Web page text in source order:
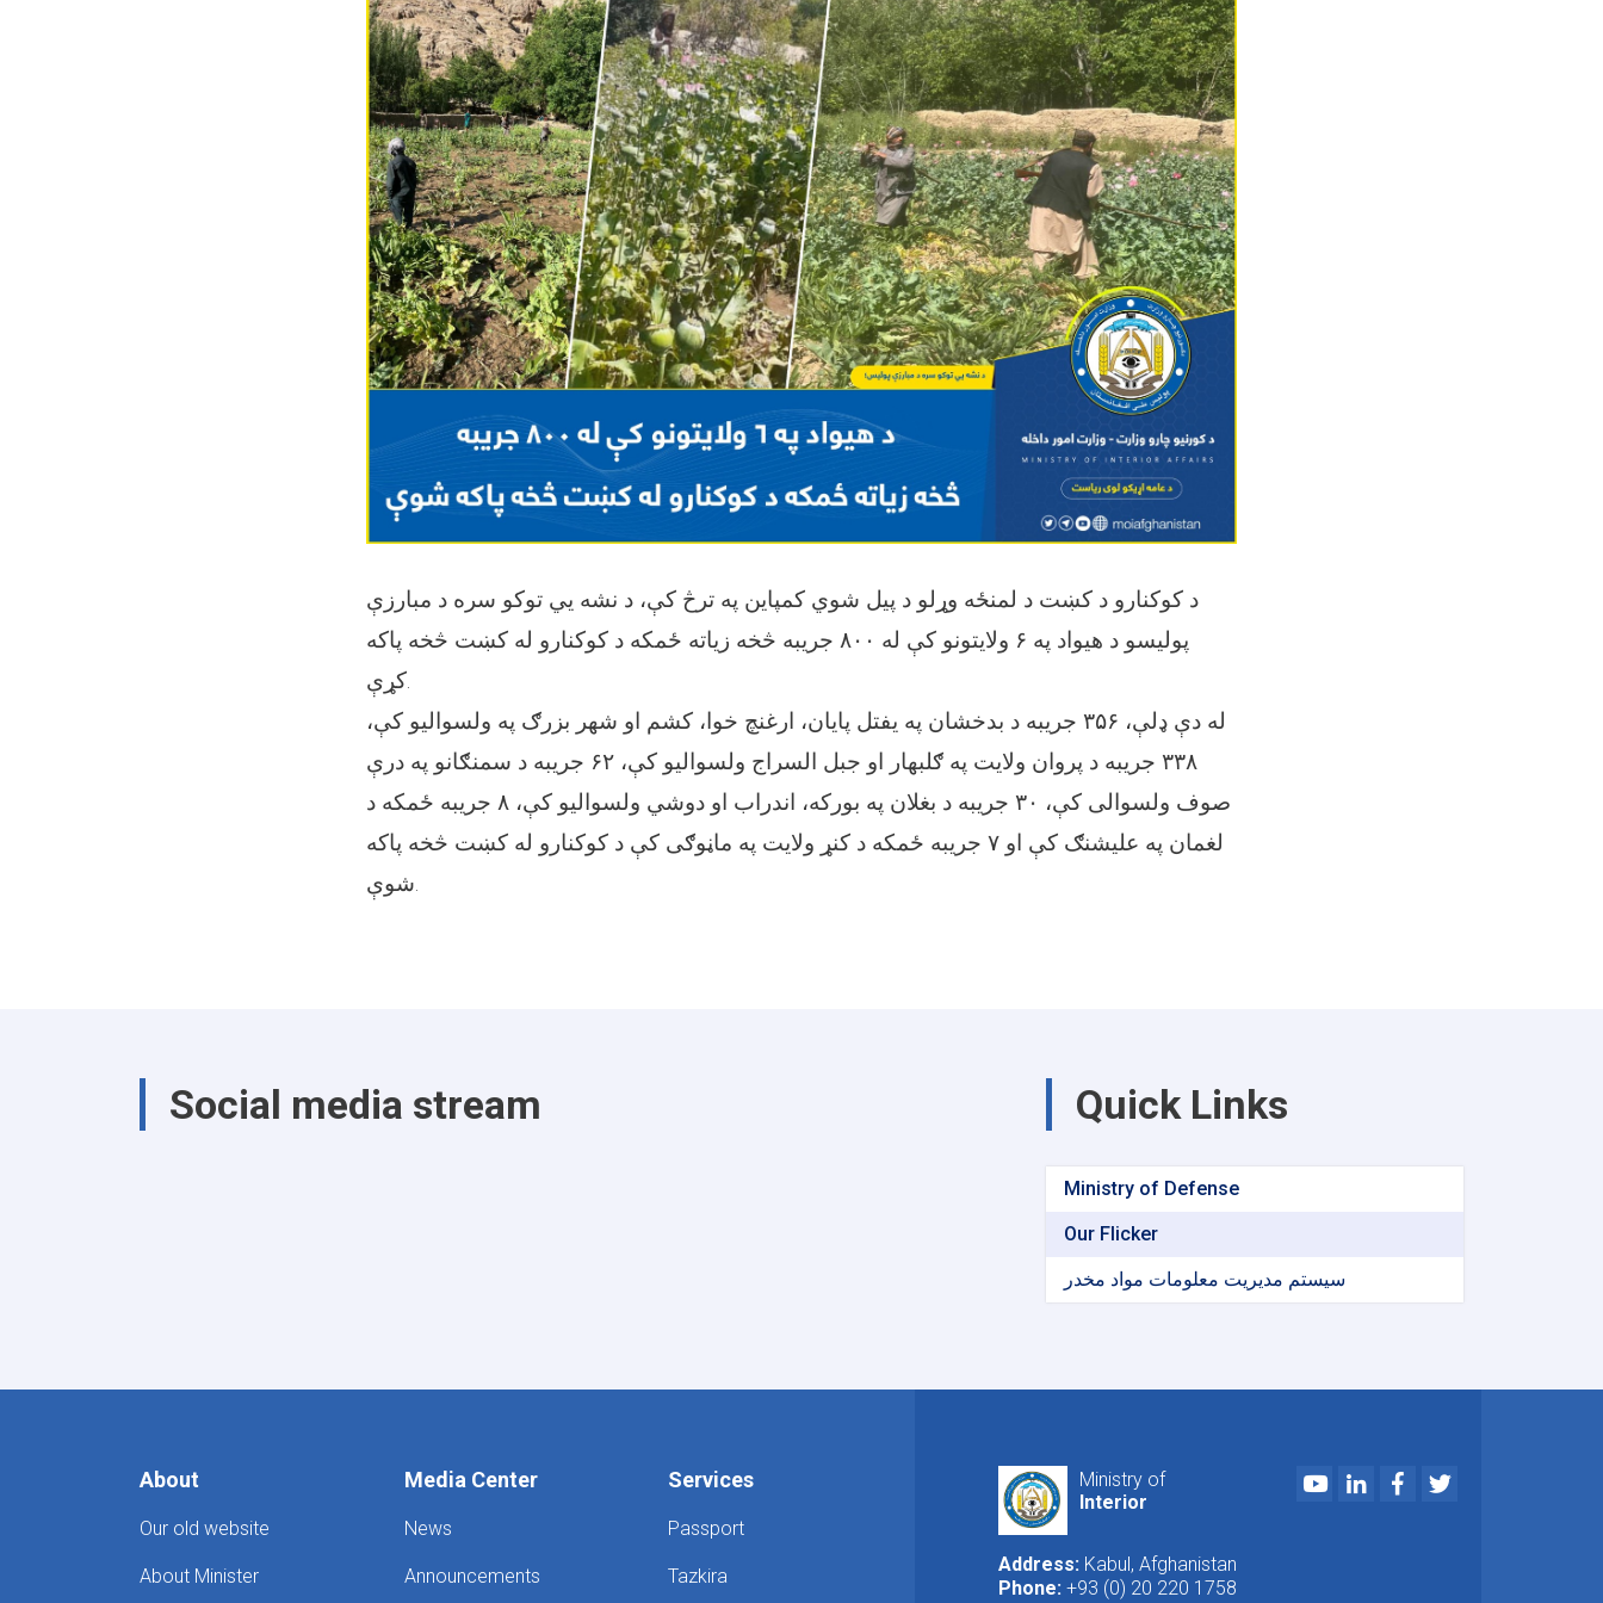
د کوکنارو د کښت د لمنځه وړلو د پیل شوي کمپاین په ترڅ کې، د نشه یي توکو سره د مبارزې
پولیسو د هیواد په ۶ ولایتونو کې له ۸۰۰ جریبه څخه زیاته ځمکه د کوکنارو له کښت څخه پاکه
کړې.
له دې ډلې، ۳۵۶ جریبه د بدخشان په یفتل پایان، ارغنچ خوا، کشم او شهر بزرګ په ولسوالیو کې،
۳۳۸ جریبه د پروان ولایت په ګلبهار او جبل السراج ولسوالیو کې، ۶۲ جریبه د سمنګانو په درې
صوف ولسوالی کې، ۳۰ جریبه د بغلان په بورکه، اندراب او دوشي ولسوالیو کې، ۸ جریبه ځمکه د
لغمان په علیشنګ کې او ۷ جریبه ځمکه د کنړ ولایت په ماڼوګی کې د کوکنارو له کښت څخه پاکه
شوې.
Social media stream Quick Links
Ministry of Defense
Our Flicker
سیستم مدیریت معلومات مواد مخدر
About
Our old website
About Minister
Media Center
News
Announcements
Services
Passport
Tazkira
Ministry of
Interior
YoutubeLinkedInFacebook
Twitter
Address: Kabul, Afghanistan
Phone: +93 (0) 20 220 1758